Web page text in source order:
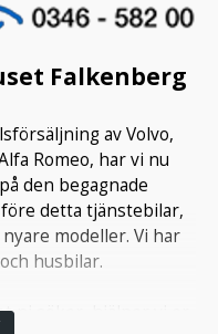
Falkenberg
av Volvo,
Romeo, har vi nu
den begagnade
detta tjänstebilar,
modeller. Vi har
husbilar.
ni söker, hjälper vi er